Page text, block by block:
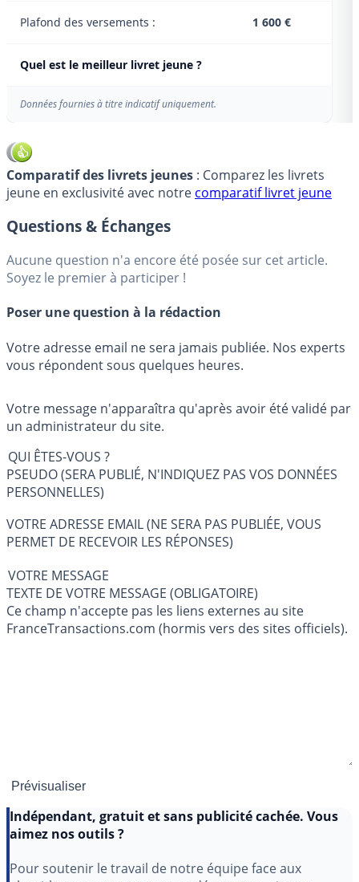
Plafond des versements : 1 600 €
Quel est le meilleur livret jeune ?
Données fournies à titre indicatif uniquement.
Comparatif des livrets jeunes : Comparez les livrets
jeune en exclusivité avec notre comparatif livret jeune
Questions & Échanges
Aucune question n'a encore été posée sur cet article.
Soyez le premier à participer !
Poser une question à la rédaction
Votre adresse email ne sera jamais publiée. Nos experts
vous répondent sous quelques heures.
Votre message n'apparaîtra qu'après avoir été validé par
un administrateur du site.
QUI ÊTES-VOUS ?
PSEUDO (SERA PUBLIÉ, N'INDIQUEZ PAS VOS DONNÉES
PERSONNELLES)
VOTRE ADRESSE EMAIL (NE SERA PAS PUBLIÉE, VOUS
PERMET DE RECEVOIR LES RÉPONSES)
VOTRE MESSAGE
TEXTE DE VOTRE MESSAGE (OBLIGATOIRE)
Ce champ n'accepte pas les liens externes au site
FranceTransactions.com (hormis vers des sites officiels).
Indépendant, gratuit et sans publicité cachée. Vous